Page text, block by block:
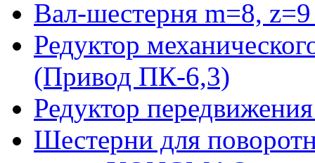
Вал-шестерня m=8,
Редуктор
(Привод ПК-6,3)
Редуктор
Шестерни для